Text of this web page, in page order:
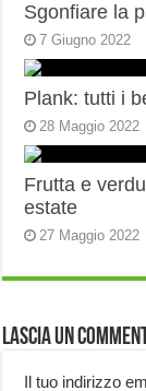
Sgonfiare la
7 Giugno 2022
Plank: tutti i
28 Maggio 2022
Frutta e
estate
27 Maggio 2022
Lascia un
Il tuo indirizzo